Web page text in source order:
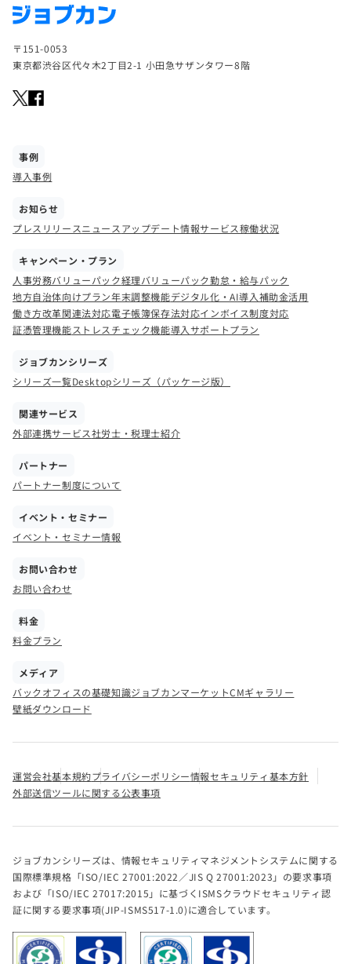
〒151-0053
東京都渋谷区代々木2丁目2-1 小田急サザンタワー8階
事例
導入事例
お知らせ
プレスリリースニュース アップデート情報サービス稼働状況
キャンペーン・プラン
人事労務バリューパック経理バリューパック勤怠・給与パック
地方自治体向けプラン年末調整機能デジタル化・AI導入補助金活用
働き方改革関連法対応電子帳簿保存法対応インボイス制度対応
証憑管理機能ストレスチェック機能導入サポートプラン
ジョブカンシリーズ
シリーズ一覧Desktopシリーズ（パッケージ版）
関連サービス
外部連携サービス社労士・税理士紹介
パートナー
パートナー制度について
イベント・セミナー
イベント・セミナー情報
お問い合わせ
お問い合わせ
料金
料金プラン
メディア
バックオフィスの基礎知識ジョブカンマーケットCMギャラリー
壁紙ダウンロード
運営会社基本規約プライバシーポリシー情報セキュリティ基本方針
外部送信ツールに関する公表事項
ジョブカンシリーズは、情報セキュリティマネジメントシステムに関する
国際標準規格「ISO/IEC 27001:2022／JIS Q 27001:2023」の要求事項
および「ISO/IEC 27017:2015」に基づくISMSクラウドセキュリティ認
証に関する要求事項(JIP-ISMS517-1.0)に適合しています。